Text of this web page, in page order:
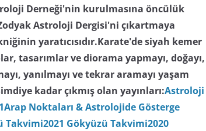
Derneği'nin kurulmasına öncülük
Astroloji Dergisi'ni çıkartmaya
yaratıcısıdır.Karate'de siyah kemer
tasarımlar ve diorama yapmayı, doğayı,
yanılmayı ve tekrar aramayı yaşam
kadar çıkmış olan yayınları:Astroloji
Arap Noktaları & Astrolojide Gösterge
Takvimi2021 Gökyüzü Takvimi2020